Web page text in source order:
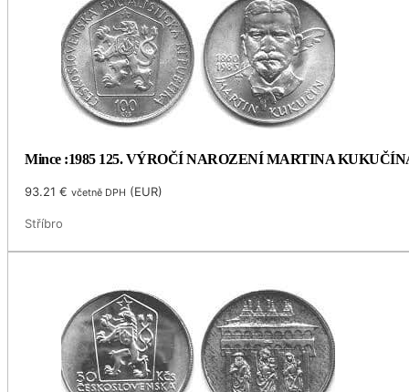
Mince :1985 125. VÝROČÍ NAROZENÍ MARTINA
93.21€ včetně DPH (EUR)
Stříbro